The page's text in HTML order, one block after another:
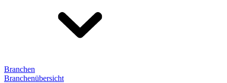
Branchen
Branchenübersicht